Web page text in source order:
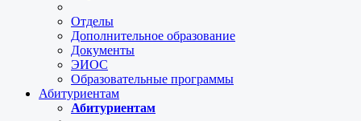
Отделы
Дополнительное образование
Документы
ЭИОС
Образовательные программы
Абитуриентам
Абитуриентам